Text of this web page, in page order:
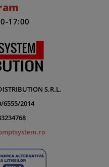
17:00
S.R.L.
6555/2014